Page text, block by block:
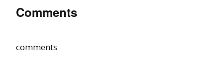
Comments
comments